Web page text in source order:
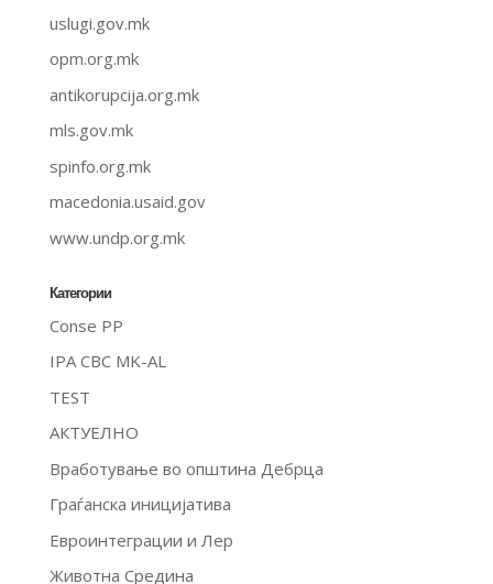
uslugi.gov.mk
opm.org.mk
antikorupcija.org.mk
mls.gov.mk
spinfo.org.mk
macedonia.usaid.gov
www.undp.org.mk
Категории
Conse PP
IPA CBC MK-AL
TEST
АКТУЕЛНО
Вработување во општина Дебрца
Граѓанска иницијатива
Евроинтеграции и Лер
Животна Средина